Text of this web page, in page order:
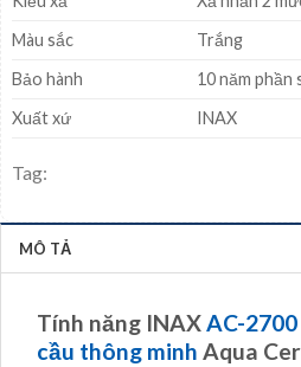
Màu sắc
Trắng
Bảo hành
10 năm phần
Xuất xứ
INAX
Tag:
MÔ TẢ
Tính năng INAXAC-
cầu thông minh Aqua